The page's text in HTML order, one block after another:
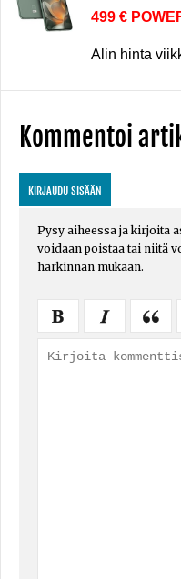
499 €
Alin hinta
Kommentoi
KIRJAUDU SISÄÄN
Pysy aiheessa ja kirjoita
voidaan poistaa tai niitä
harkinnan mukaan.